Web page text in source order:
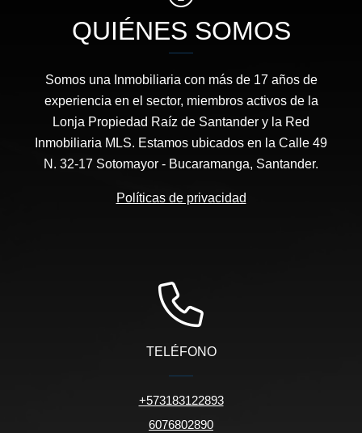
QUIÉNES SOMOS
Somos una Inmobiliaria con más de 17 años de
experiencia en el sector, miembros activos de la
Lonja Propiedad Raíz de Santander y la Red
Inmobiliaria MLS. Estamos ubicados en la Calle 49
N. 32-17 Sotomayor - Bucaramanga, Santander.
Políticas de privacidad
TELÉFONO
+573183122893
6076802890